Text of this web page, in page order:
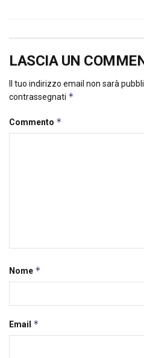
LASCIA UN
Il tuo indirizzo email non sarà
contrassegnati *
Commento *
Nome *
Email *